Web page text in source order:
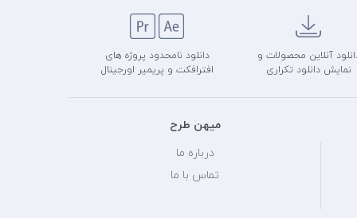
آنلاین محصولات و
نمایش دانلود تکراری
دانلود نامحدود پروژه های
افترافکت و پریمیر اورجینال
میهن طرح
درباره ما
تماس با ما